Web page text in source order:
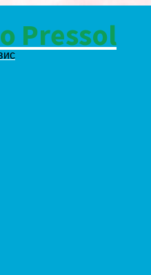
Pressol